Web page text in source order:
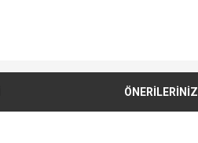
ÖNERİLERİNİZ